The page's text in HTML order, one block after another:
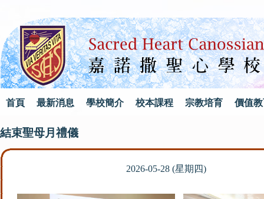
首頁 最新消息 學校簡介 校本課程 宗教培育 價值
結束聖母月禮儀
2026-05-28 (星期四)